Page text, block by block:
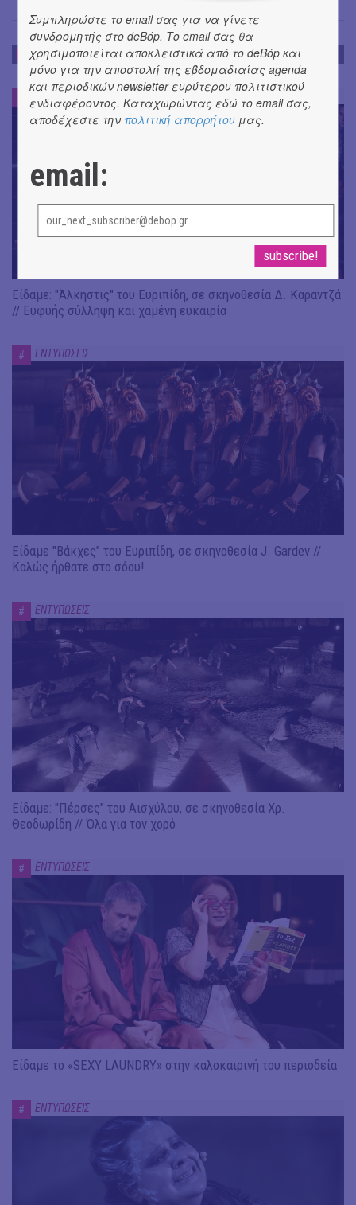
ΕΝΤΥΠΩΣΕΙΣ
ΕΝΤΥΠΩΣΕΙΣ
Είδαμε: "Άλκηστις" του Ευριπίδη, σε σκηνοθεσία Δ. Καραντζά
// Ευφυής σύλληψη και χαμένη ευκαιρία
# ΕΝΤΥΠΩΣΕΙΣ
Είδαμε "Βάκχες" του Ευριπίδη, σε σκηνοθεσία J. Gardev //
Καλώς ήρθατε στο σόου!
# ΕΝΤΥΠΩΣΕΙΣ
Είδαμε: "Πέρσες" του Αισχύλου, σε σκηνοθεσία Χρ.
Θεοδωρίδη // Όλα για τον χορό
# ΕΝΤΥΠΩΣΕΙΣ
Είδαμε το «SEXY LAUNDRY» στην καλοκαιρινή του περιοδεία
# ΕΝΤΥΠΩΣΕΙΣ
Συμπληρώστε το email σας για να γίνετε
συνδρομητής στο deBόp. Το email σας θα
χρησιμοποιείται αποκλειστικά από το deBόp και
μόνο για την αποστολή της εβδομαδιαίας agenda
και περιοδικών newsletter ευρύτερου πολιτιστικού
ενδιαφέροντος. Καταχωρώντας εδώ το email σας,
αποδέχεστε την πολιτική απορρήτου μας.
email: